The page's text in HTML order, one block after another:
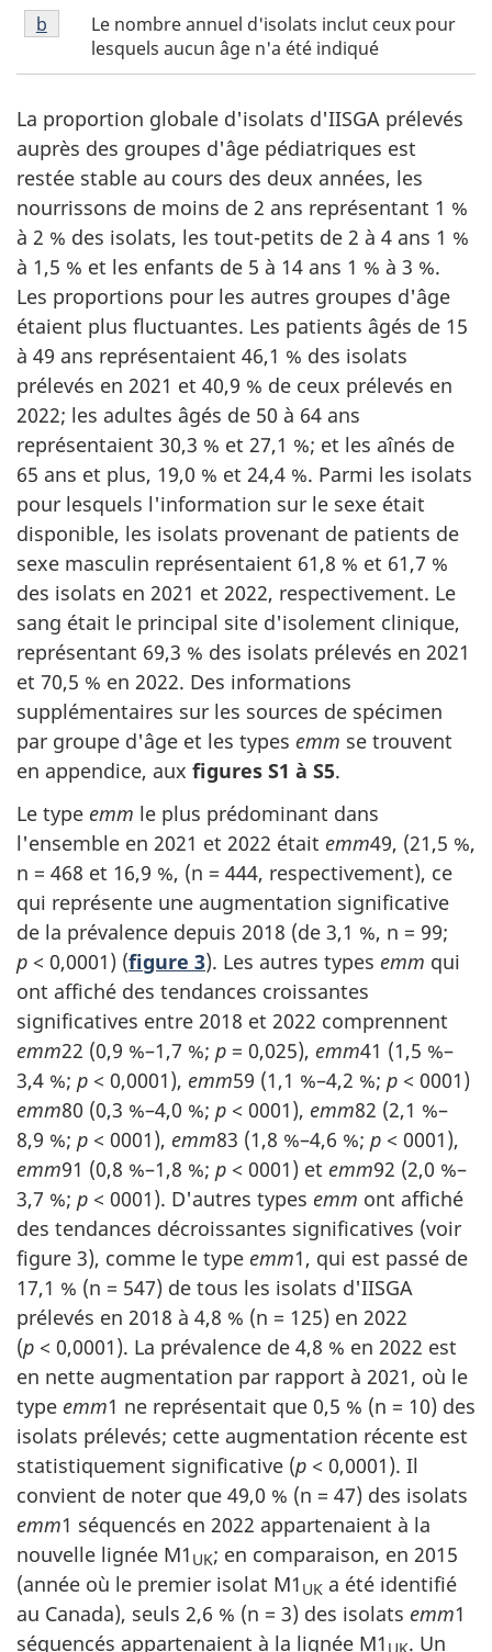
bas
de
Figure
2
bas
page
b
Le nombre annuel d'isolats inclut ceux pour
lesquels aucun âge n'a été indiqué
Figure 2 retour à la référence de la note de bas
b referrer
La proportion globale d'isolats d'IISGA prélevés
auprès des groupes d'âge pédiatriques est
restée stable au cours des deux années, les
nourrissons de moins de 2 ans représentant 1 %
à 2 % des isolats, les tout-petits de 2 à 4 ans 1 %
à 1,5 % et les enfants de 5 à 14 ans 1 % à 3 %.
Les proportions pour les autres groupes d'âge
étaient plus fluctuantes. Les patients âgés de 15
à 49 ans représentaient 46,1 % des isolats
prélevés en 2021 et 40,9 % de ceux prélevés en
2022; les adultes âgés de 50 à 64 ans
représentaient 30,3 % et 27,1 %; et les aînés de
65 ans et plus, 19,0 % et 24,4 %. Parmi les isolats
pour lesquels l'information sur le sexe était
disponible, les isolats provenant de patients de
sexe masculin représentaient 61,8 % et 61,7 %
des isolats en 2021 et 2022, respectivement. Le
sang était le principal site d'isolement clinique,
représentant 69,3 % des isolats prélevés en 2021
et 70,5 % en 2022. Des informations
supplémentaires sur les sources de spécimen
par groupe d'âge et les types emm se trouvent
en appendice, aux figures S1 à S5.
Le type emm le plus prédominant dans
l'ensemble en 2021 et 2022 était emm49, (21,5 %,
n = 468 et 16,9 %, (n = 444, respectivement), ce
qui représente une augmentation significative
de la prévalence depuis 2018 (de 3,1 %, n = 99;
p < 0,0001) (figure 3). Les autres types emm qui
ont affiché des tendances croissantes
significatives entre 2018 et 2022 comprennent
emm22 (0,9 %–1,7 %; p = 0,025), emm41 (1,5 %–
3,4 %; p < 0,0001), emm59 (1,1 %–4,2 %; p < 0001)
emm80 (0,3 %–4,0 %; p < 0001), emm82 (2,1 %–
8,9 %; p < 0001), emm83 (1,8 %–4,6 %; p < 0001),
emm91 (0,8 %–1,8 %; p < 0001) et emm92 (2,0 %–
3,7 %; p < 0001). D'autres types emm ont affiché
des tendances décroissantes significatives (voir
figure 3), comme le type emm1, qui est passé de
17,1 % (n = 547) de tous les isolats d'IISGA
prélevés en 2018 à 4,8 % (n = 125) en 2022
(p < 0,0001). La prévalence de 4,8 % en 2022 est
en nette augmentation par rapport à 2021, où le
type emm1 ne représentait que 0,5 % (n = 10) des
isolats prélevés; cette augmentation récente est
statistiquement significative (p < 0,0001). Il
convient de noter que 49,0 % (n = 47) des isolats
emm1 séquencés en 2022 appartenaient à la
nouvelle lignée M1 UK; en comparaison, en 2015
(année où le premier isolat M1 UK a été identifié
au Canada), seuls 2,6 % (n = 3) des isolats emm1
séquencés appartenaient à la lignée M1
. Un